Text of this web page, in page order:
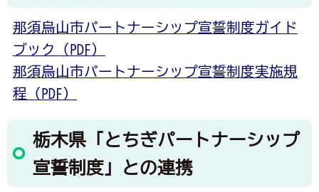
那須烏山市パートナーシップ宣誓制度ガイド
ブック（PDF）
那須烏山市パートナーシップ宣誓制度実施規
程（PDF）
栃木県「とちぎパートナーシップ
宣誓制度」との連携